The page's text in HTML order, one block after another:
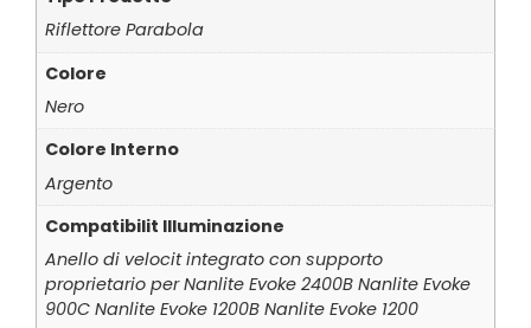
Riflettore Parabola
Colore
Nero
Colore Interno
Argento
Compatibilit Illuminazione
Anello di velocit integrato con supporto
proprietario per Nanlite Evoke 2400B Nanlite Evoke
900C Nanlite Evoke 1200B Nanlite Evoke 1200